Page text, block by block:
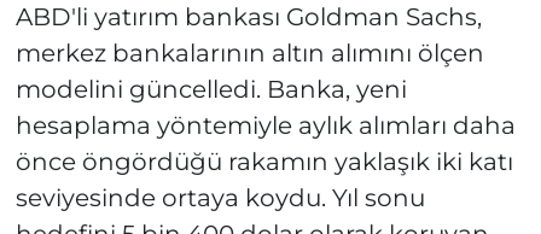
ABD'li yatırım bankası Goldman Sachs,
merkez bankalarının altın alımını ölçen
modelini güncelledi. Banka, yeni
hesaplama yöntemiyle aylık alımları daha
önce öngördüğü rakamın yaklaşık iki katı
seviyesinde ortaya koydu. Yıl sonu